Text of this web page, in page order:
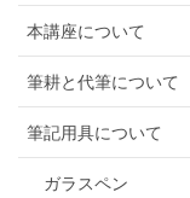
本講座について
筆耕と代筆について
筆記用具について
ガラスペン